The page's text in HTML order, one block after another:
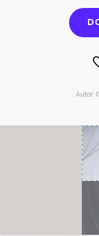
Autor: